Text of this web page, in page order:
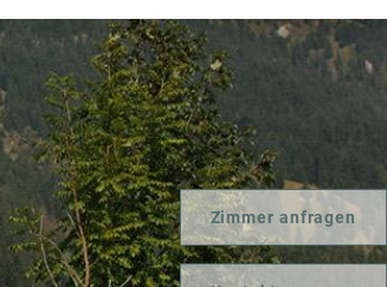
Zimmer anfragen